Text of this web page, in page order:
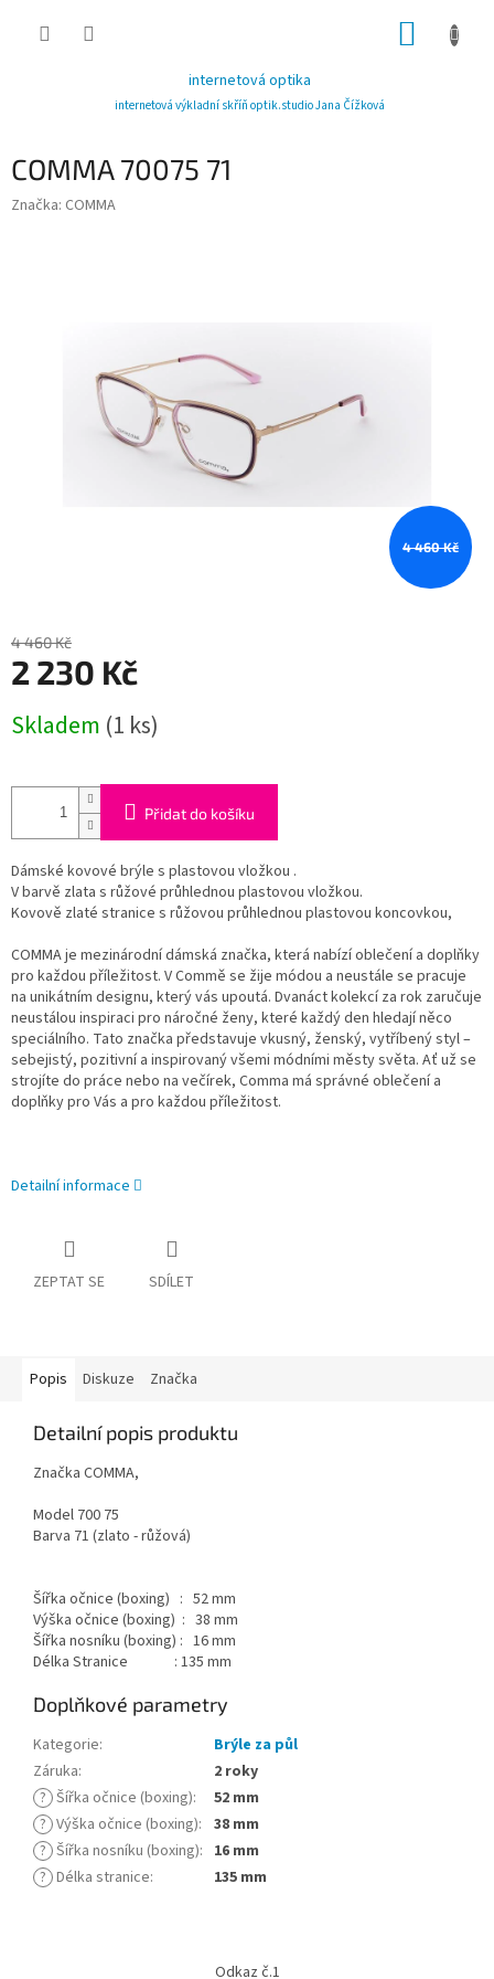
internetová optika
internetová výkladní skříň optik.studio Jana Čížková
COMMA 70075 71
Značka: COMMA
4 460 Kč
4 460 Kč
2 230 Kč
cena:
Skladem (1 ks)
Přidat do košíku
Dámské kovové brýle s plastovou vložkou .
V barvě zlata s růžové průhlednou plastovou vložkou.
Kovově zlaté stranice s růžovou průhlednou plastovou koncovkou,
COMMA je mezinárodní dámská značka, která nabízí oblečení a doplňky
pro každou příležitost. V Commě se žije módou a neustále se pracuje
na unikátním designu, který vás upoutá. Dvanáct kolekcí za rok zaručuje
neustálou inspiraci pro náročné ženy, které každý den hledají něco
speciálního. Tato značka představuje vkusný, ženský, vytříbený styl –
sebejistý, pozitivní a inspirovaný všemi módními městy světa. Ať už se
strojíte do práce nebo na večírek, Comma má správné oblečení a
doplňky pro Vás a pro každou příležitost.
Detailní informace
ZEPTAT SE SDÍLET
Popis Diskuze Značka
Detailní popis produktu
Značka COMMA,
Model 700 75
Barva 71 (zlato - růžová)
Šířka očnice (boxing) : 52 mm
Výška očnice (boxing) : 38 mm
Šířka nosníku (boxing) : 16 mm
Délka Stranice : 135 mm
Doplňkové parametry
Kategorie:
Brýle za půl
Záruka:
2 roky
? Šířka očnice (boxing):
52 mm
? Výška očnice (boxing): 38 mm
? Šířka nosníku (boxing): 16 mm
? Délka stranice: 135 mm
Odkaz č.1